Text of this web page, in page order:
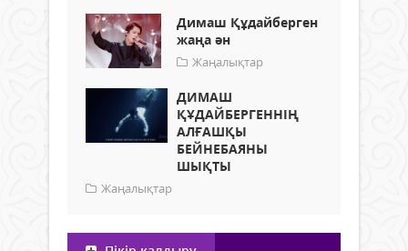
Димаш Құдайберген
жаңа ән
Жаңалықтар
ДИМАШ
ҚҰДАЙБЕРГЕННІҢ
АЛҒАШҚЫ
БЕЙНЕБАЯНЫ
ШЫҚТЫ
Жаңалықтар